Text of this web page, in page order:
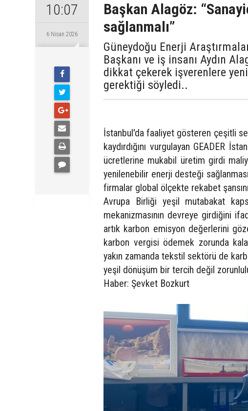
10:07
6 Nisan 2026
Başkan Alagöz:
sağlanmalı”
Güneydoğu Enerji
Başkanı ve iş insanı Aydın
dikkat çekerek işverenlere
gerektiği söyledi..
İstanbul'da faaliyet gösteren çeşitli
kaydırdığını vurgulayan GEADER
ücretlerine mukabil üretim girdi
yenilenebilir enerji desteği
firmalar global ölçekte rekabet
Avrupa Birliği yeşil mutabakat
mekanizmasının devreye girdiğini
artık karbon emisyon değerlerini
karbon vergisi ödemek zorunda
yakın zamanda tekstil sektörü de
yeşil dönüşüm bir tercih değil
Haber: Şevket Bozkurt